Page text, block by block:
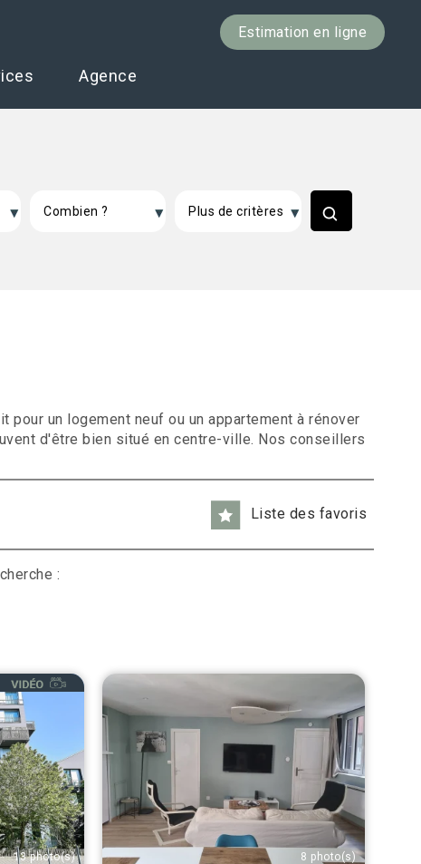
Estimation en ligne
Agence
un logement neuf ou un appartement à rénover
d'être bien situé en centre-ville. Nos conseillers
Liste des favoris
:
13 photo(s) 8 photo(s)